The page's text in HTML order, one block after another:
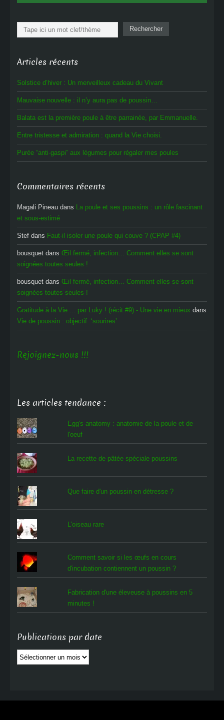
Rechercher Rechercher
Articles récents
Solstice d’hiver : Un merveilleux cadeau du Vivant
Mauvaise nouvelle : il n’y aura pas de poussin…
Balata est la première poule à être parrainée, par Emmanuelle.
Entre tristesse et admiration : quand la Vie choisi.
Purée “anti-gaspi” aux légumes pour régaler mes poules
Commentaires récents
Magali Pineau dans La poule et ses poussins : un rôle fascinant
et sous-estimé
Stef dans Faut-il isoler une poule qui couve ? (CPAP #4)
bousquet dans Œil fermé, infection… Comment elles se sont
soignées toutes seules !
bousquet dans Œil fermé, infection… Comment elles se sont
soignées toutes seules !
Gratitude à la Vie ... par Luky ! (récit #9) - Une vie en mieux dans
Vie de poussin : objectif ‘sourires’
Rejoignez-nous !!!
Les articles tendance :
Egg's anatomy : anatomie de la poule et de
l'oeuf
La recette de pâtée spéciale poussins
Que faire d'un poussin en détresse ?
L'oiseau rare
Comment savoir si les œufs en cours
d'incubation contiennent un poussin ?
Fabrication d'une éleveuse à poussins en 5
minutes !
Publications par date
Publications
par